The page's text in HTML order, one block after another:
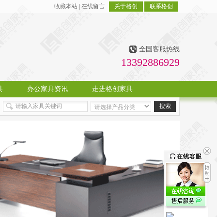
收藏本站 在线留言 关于格创 联系格创
全国客服热线
13392886929
办公家具资讯 走进格创家具